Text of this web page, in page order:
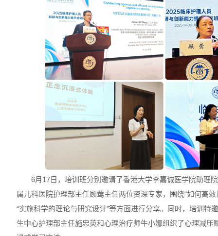
6月17日，培训班分别邀请了香港大学李嘉诚医学院助理
属儿科医院护理部主任顾莺主任两位资深专家，围绕“如何高
“实施科学的理论与研究设计”等方面进行分享。同时，培训特
生中心护理部主任施忠英和心理治疗师牛小娜组织了心理减压